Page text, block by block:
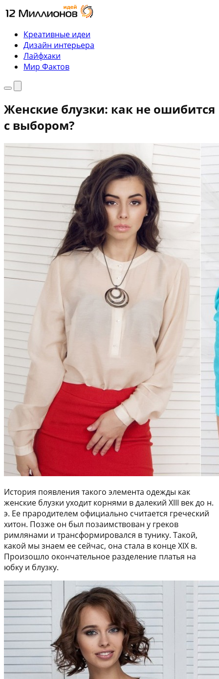
Перейти
к
содержимому
Креативные идеи
Дизайн интерьера
Лайфхаки
Мир Фактов
МенюПоиск
Женские блузки: как не ошибится
с выбором?
История появления такого элемента одежды как
женские блузки уходит корнями в далекий XIII век до н.
э. Ее прародителем официально считается греческий
хитон. Позже он был позаимствован у греков
римлянами и трансформировался в тунику. Такой,
какой мы знаем ее сейчас, она стала в конце XIX в.
Произошло окончательное разделение платья на
юбку и блузку.